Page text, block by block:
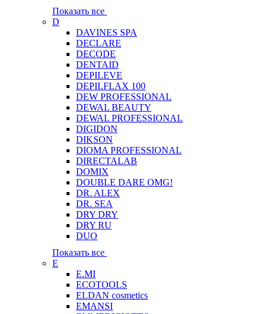
Показать все
D
DAVINES SPA
DECLARE
DECODE
DENTAID
DEPILEVE
DEPILFLAX 100
DEW PROFESSIONAL
DEWAL BEAUTY
DEWAL PROFESSIONAL
DIGIDON
DIKSON
DIOMA PROFESSIONAL
DIRECTALAB
DOMIX
DOUBLE DARE OMG!
DR. ALEX
DR. SEA
DRY DRY
DRY RU
DUO
Показать все
E
E.MI
ECOTOOLS
ELDAN cosmetics
EMANSI